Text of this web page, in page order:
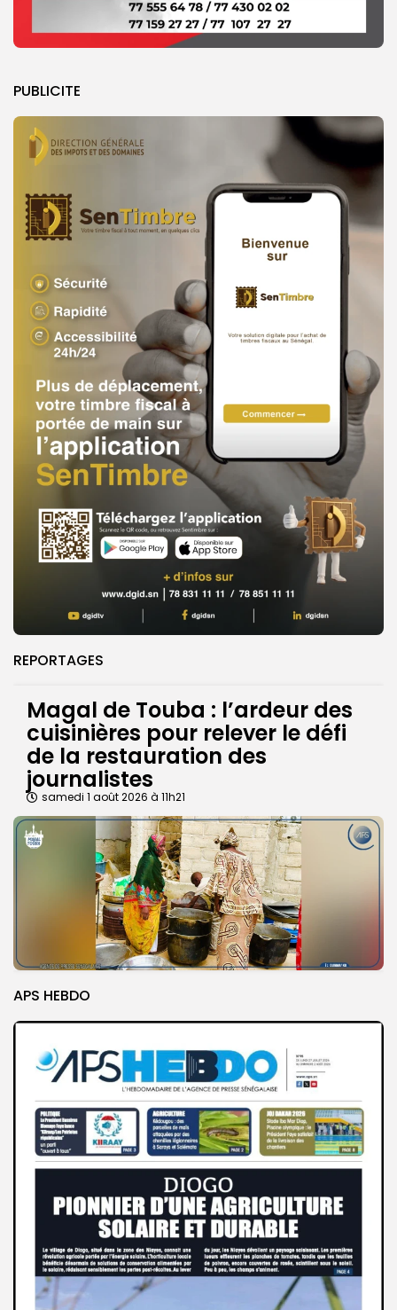
PUBLICITE
REPORTAGES
Magal de Touba : l’ardeur des
cuisinières pour relever le défi
de la restauration des
journalistes
samedi 1 août 2026 à 11h21
APS HEBDO